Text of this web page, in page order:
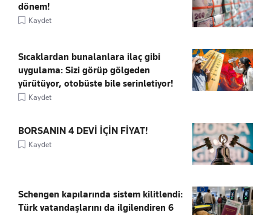
dönem!
Kaydet
Sıcaklardan bunalanlara ilaç gibi
uygulama: Sizi görüp gölgeden
yürütüyor, otobüste bile serinletiyor!
Kaydet
BORSANIN 4 DEVİ İÇİN FİYAT!
Kaydet
Schengen kapılarında sistem kilitlendi:
Türk vatandaşlarını da ilgilendiren 6